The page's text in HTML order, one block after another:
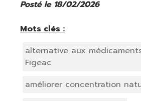
délicatement sur le cuir
d’analyser l’activité cérébra
Posté le 18/02/2026
Mots clés :
alternative aux
Figeac
améliorer concentration